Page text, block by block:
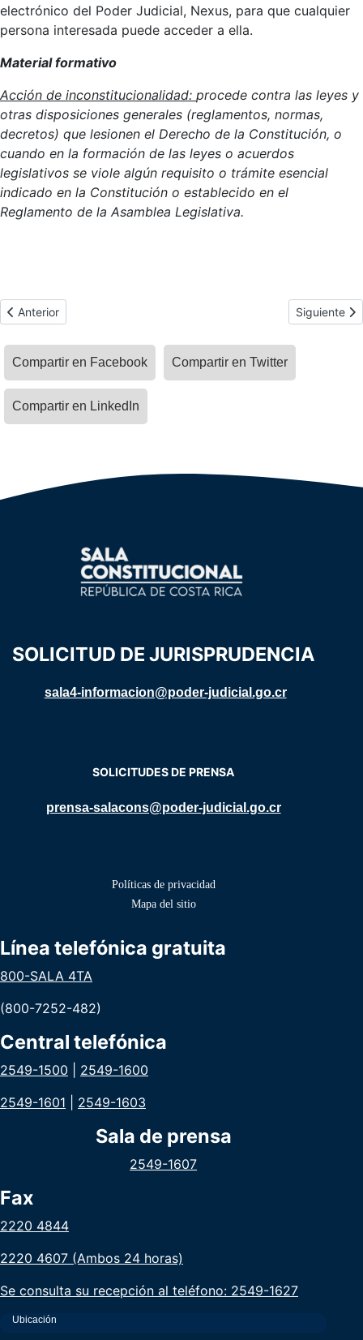
electrónico del Poder Judicial, Nexus, para que cualquier
persona interesada puede acceder a ella.
Material formativo
Acción de inconstitucionalidad: procede contra las leyes y
otras disposiciones generales (reglamentos, normas,
decretos) que lesionen el Derecho de la Constitución, o
cuando en la formación de las leyes o acuerdos
legislativos se viole algún requisito o trámite esencial
indicado en la Constitución o establecido en el
Reglamento de la Asamblea Legislativa.
Artículo anterior: Sala Constitucional declara parcialmente con
Anterior Artículo
Siguiente
Compartir en Facebook Compartir en Twitter
Compartir en LinkedIn
SOLICITUD DE JURISPRUDENCIA
sala4-informacion@poder-judicial.go.cr
SOLICITUDES DE PRENSA
prensa-salacons@poder-judicial.go.cr
Políticas de privacidad
Mapa del sitio
Línea telefónica gratuita
800-SALA 4TA
(800-7252-482)
Central telefónica
2549-1500
2549-1600
2549-1601
2549-1603
Sala de prensa
2549-1607
Fax
2220 4844
2220 4607 (Ambos 24 horas)
Se consulta su recepción al teléfono: 2549-1627
Ubicación